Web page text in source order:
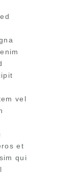
vel
et
qui